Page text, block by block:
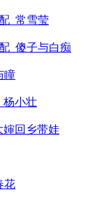
_常雪莹
_傻子与白痴
瞳
杨小壮
婶回乡带娃
花